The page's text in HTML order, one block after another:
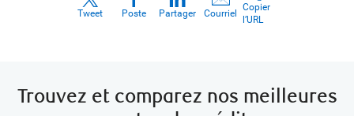
Tweet Poste Partager Courriel
Copier
l’URL
Trouvez et comparez nos meilleures